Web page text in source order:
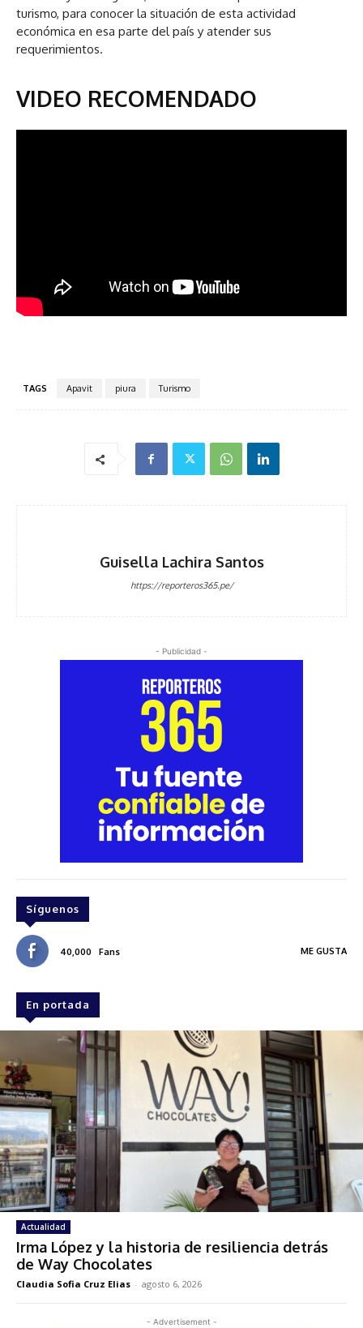
turismo, para conocer la situación de esta actividad
económica en esa parte del país y atender sus
requerimientos.
VIDEO RECOMENDADO
TAGS Apavit piura Turismo
Guisella Lachira Santos
https://reporteros365.pe/
- Publicidad -
Síguenos
40,000 Fans ME GUSTA
En portada
Actualidad
Irma López y la historia de resiliencia detrás
de Way Chocolates
Claudia Sofia Cruz Elias - agosto 6, 2026
- Advertisement -